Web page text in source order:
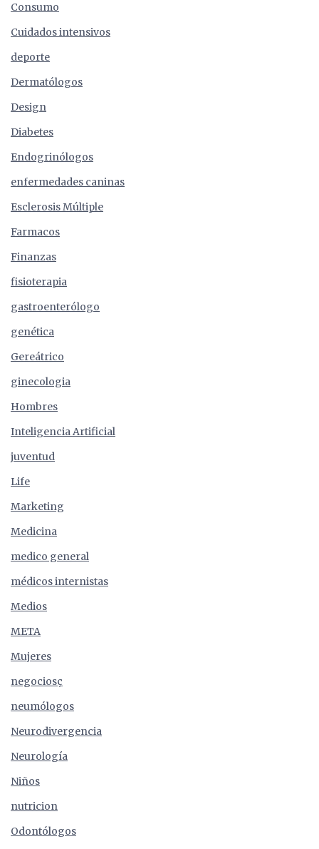
Consumo
Cuidados intensivos
deporte
Dermatólogos
Design
Diabetes
Endogrinólogos
enfermedades caninas
Esclerosis Múltiple
Farmacos
Finanzas
fisioterapia
gastroenterólogo
genética
Gereátrico
ginecologia
Hombres
Inteligencia Artificial
juventud
Life
Marketing
Medicina
medico general
médicos internistas
Medios
META
Mujeres
negociosç
neumólogos
Neurodivergencia
Neurología
Niños
nutricion
Odontólogos